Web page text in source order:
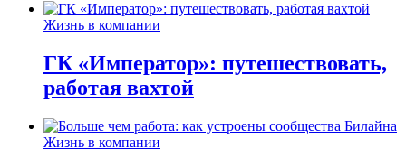
Жизнь в компании
ГК «Император»: путешествовать,
работая вахтой
Жизнь в компании